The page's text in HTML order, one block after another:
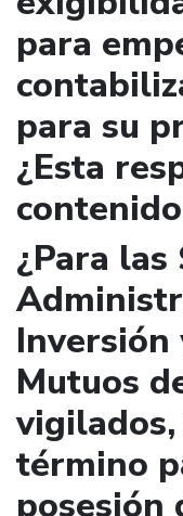
para
para su
¿Esta
¿Para las
Inversión
Mutuos
término
posesión